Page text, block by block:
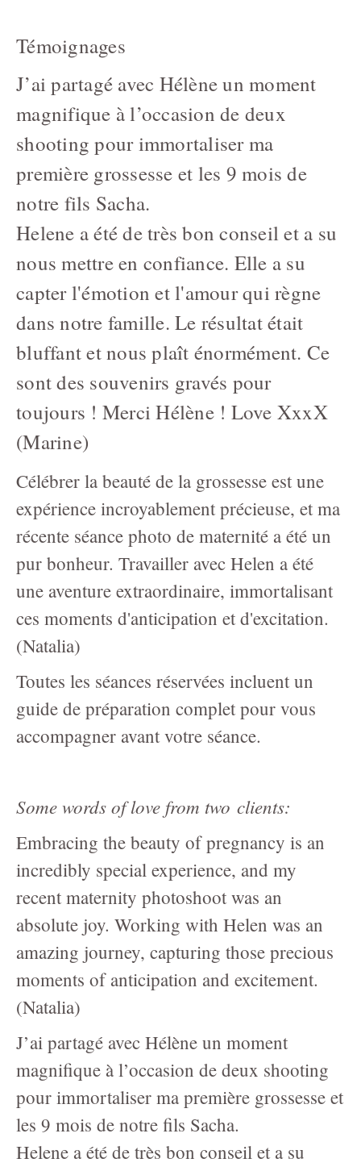
Témoignages
J’ai partagé avec Hélène un moment
magnifique à l’occasion de deux
shooting pour immortaliser ma
première grossesse et les 9 mois de
notre fils Sacha.
Helene a été de très bon conseil et a su
nous mettre en confiance. Elle a su
capter l'émotion et l'amour qui règne
dans notre famille. Le résultat était
bluffant et nous plaît énormément. Ce
sont des souvenirs gravés pour
toujours ! Merci Hélène ! Love XxxX
(Marine)
Célébrer la beauté de la grossesse est une
expérience incroyablement précieuse, et ma
récente séance photo de maternité a été un
pur bonheur. Travailler avec Helen a été
une aventure extraordinaire, immortalisant
ces moments d'anticipation et d'excitation.
(Natalia)
Toutes les séances réservées incluent un
guide de préparation complet pour vous
accompagner avant votre séance.
Some words of love from two clients:
Embracing the beauty of pregnancy is an
incredibly special experience, and my
recent maternity photoshoot was an
absolute joy. Working with Helen was an
amazing journey, capturing those precious
moments of anticipation and excitement.
(Natalia)
J’ai partagé avec Hélène un moment
magnifique à l’occasion de deux shooting
pour immortaliser ma première grossesse et
les 9 mois de notre fils Sacha.
Helene a été de très bon conseil et a su